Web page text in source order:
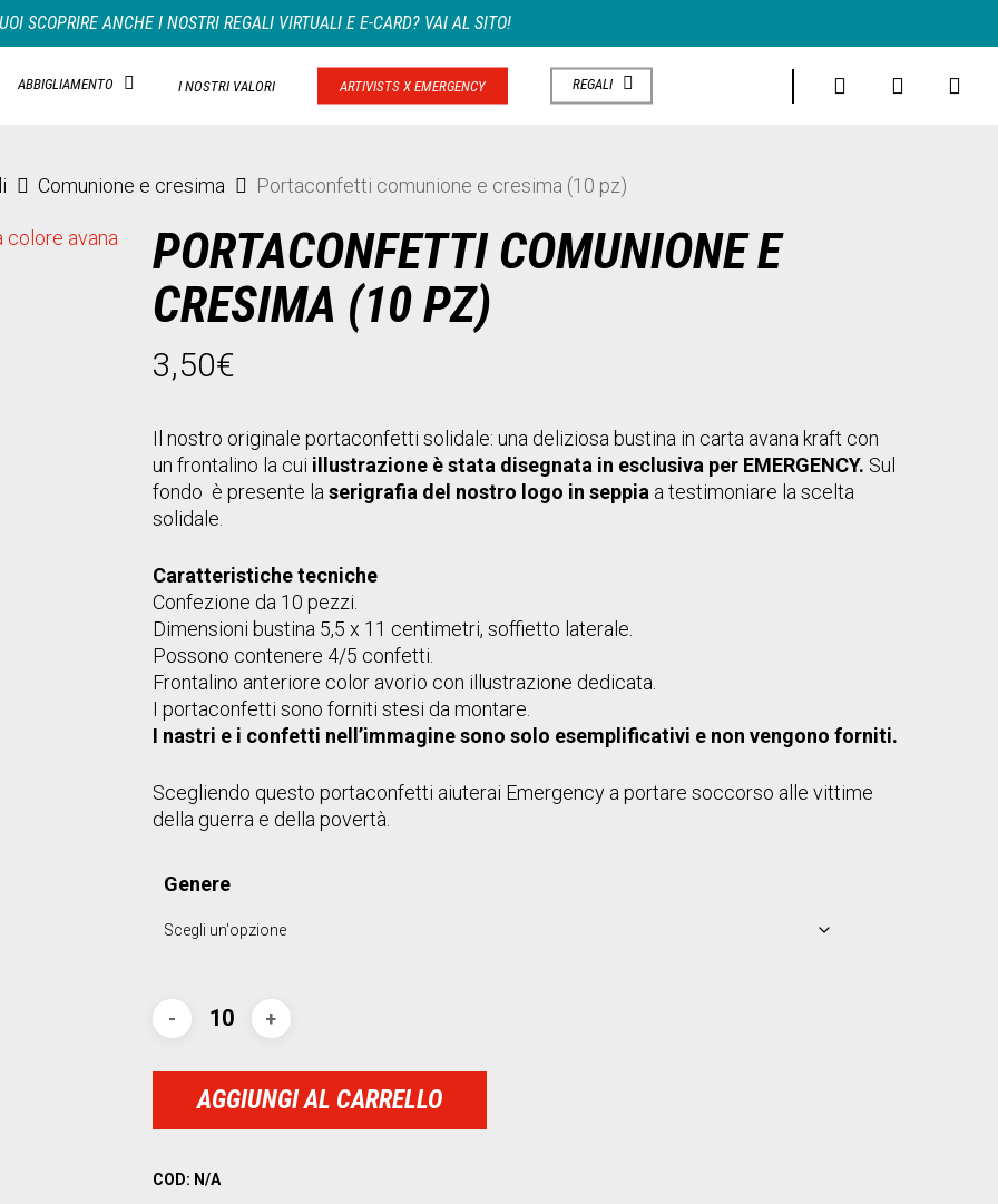
SCOPRIRE ANCHE I NOSTRI REGALI VIRTUALI E E-CARD? VAI AL SITO!
ABBIGLIAMENTO I NOSTRI VALORI ARTIVISTS X EMERGENCY REGALI search account
Comunione e cresima Portaconfetti comunione e cresima (10 pz)
PORTACONFETTI COMUNIONE E
CRESIMA (10 PZ)
3,50€
Il nostro originale portaconfetti solidale: una deliziosa bustina in carta avana kraft con
un frontalino la cui illustrazione è stata disegnata in esclusiva per EMERGENCY. Sul
fondo è presente la serigrafia del nostro logo in seppia a testimoniare la scelta
solidale.
Caratteristiche tecniche
Confezione da 10 pezzi.
Dimensioni bustina 5,5 x 11 centimetri, soffietto laterale.
Possono contenere 4/5 confetti.
Frontalino anteriore color avorio con illustrazione dedicata.
I portaconfetti sono forniti stesi da montare.
I nastri e i confetti nell’immagine sono solo esemplificativi e non vengono forniti.
Scegliendo questo portaconfetti aiuterai Emergency a portare soccorso alle vittime
della guerra e della povertà.
Genere
AGGIUNGI AL CARRELLO
COD: N/A